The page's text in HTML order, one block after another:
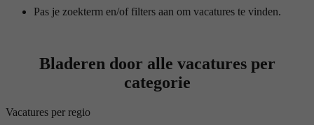
Pas je zoekterm en/of filters aan om vacatures te vinden.
Bladeren door alle vacatures per
categorie
Vacatures per regio